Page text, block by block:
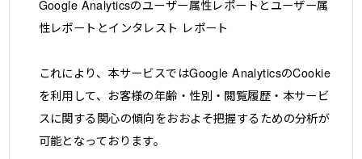
Google Analyticsのユーザー属性レポートとユーザー属
性レポートとインタレスト レポート
これにより、本サービスではGoogle AnalyticsのCookie
を利用して、お客様の年齢・性別・閲覧履歴・本サービ
スに関する関心の傾向をおおよそ把握するための分析が
可能となっております。